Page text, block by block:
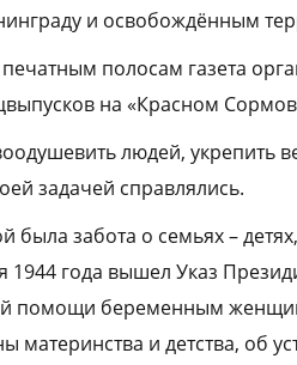
и освобождённым
полосам газета
на «Красном
людей, укрепить
задачей справлялись.
была забота о семьях –
1944 года вышел Указ
помощи беременным
материнства и детства, об